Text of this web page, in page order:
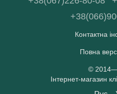
Контактна
Повна
©
Інтернет-магазин